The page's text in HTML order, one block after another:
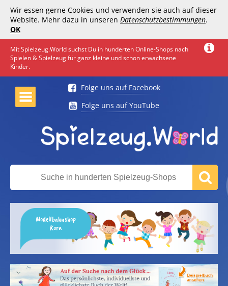
Wir essen gerne Cookies und verwenden sie auch auf dieser
Website. Mehr dazu in unseren Datenschutzbestimmungen.
OK
Mit Spielzeug.World suchst Du in hunderten Online-Shops nach
Spielen & Spielzeug für ganz kleine und schon erwachsene
Kinder.
Folge uns auf Facebook
Folge uns auf YouTube
Modellbahnshop
Korn